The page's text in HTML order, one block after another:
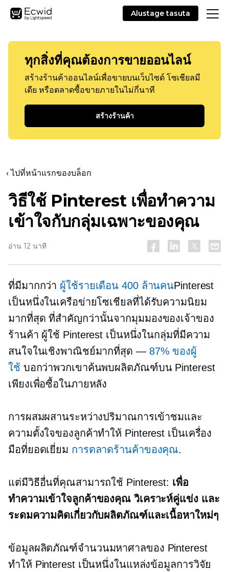
Alustage tasuta
ทุกสิ่งที่คุณต้องการขายออนไลน์
สร้างร้านค้าออนไลน์เพื่อขายบนเว็บไซต์ โซเชียลมี
เดีย หรือตลาดซื้อขายภายในไม่กี่นาที
สร้างร้านค้า
‹ ไปที่หน้าแรกของบล็อก
วิธีใช้ Pinterest เพื่อทำความ
เข้าใจกับกลุ่มเฉพาะของคุณ
อ่าน 12 นาที
ที่มีมากกว่า ผู้ใช้รายเดือน 400 ​​ล้านคนPinterest
เป็นหนึ่งในเครือข่ายโซเชียลที่ได้รับความนิยม
มากที่สุด ที่สำคัญกว่านั้นจากมุมมองของเจ้าของ
ร้านค้า ผู้ใช้ Pinterest เป็นหนึ่งในกลุ่มที่มีความ
สนใจในเชิงพาณิชย์มากที่สุด — 87% ของผู้
ใช้ บอกว่าพวกเขาค้นพบผลิตภัณฑ์บน Pinterest
เพียงเพื่อซื้อในภายหลัง
การผสมผสานระหว่างปริมาณการเข้าชมและ
ความตั้งใจของลูกค้าทำให้ Pinterest เป็นเครื่อง
มือที่ยอดเยี่ยม การตลาดร้านค้าของคุณ.
แต่มีวิธีอื่นที่คุณสามารถใช้ Pinterest: เพื่อ
ทำความเข้าใจลูกค้าของคุณ วิเคราะห์คู่แข่ง และ
ระดมความคิดเกี่ยวกับผลิตภัณฑ์และเนื้อหาใหม่ๆ
ข้อมูลผลิตภัณฑ์จำนวนมหาศาลของ Pinterest
ทำให้ Pinterest เป็นหนึ่งในแหล่งข้อมูลการวิจัย